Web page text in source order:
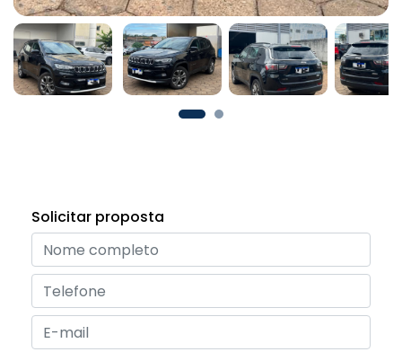
Solicitar proposta